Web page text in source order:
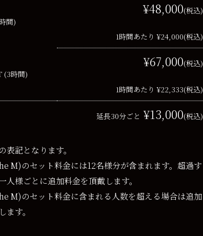
間)
¥48,000(税込)
1時間あたり ¥24,000(税込)
(3時間)
¥67,000(税込)
1時間あたり ¥22,333(税込)
延長30分ごと ¥13,000(税込)
記となります。
M)のセット料金には12名様分が含まれます。超過す
人様ごとに追加料金を頂戴します。
M)のセット料金に含まれる人数を超える場合は追加
ます。